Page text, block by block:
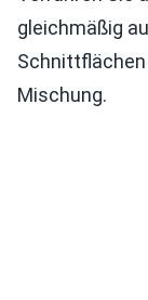
gleichmäßig
Mischung.